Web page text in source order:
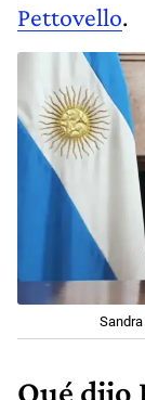
Pettovello.